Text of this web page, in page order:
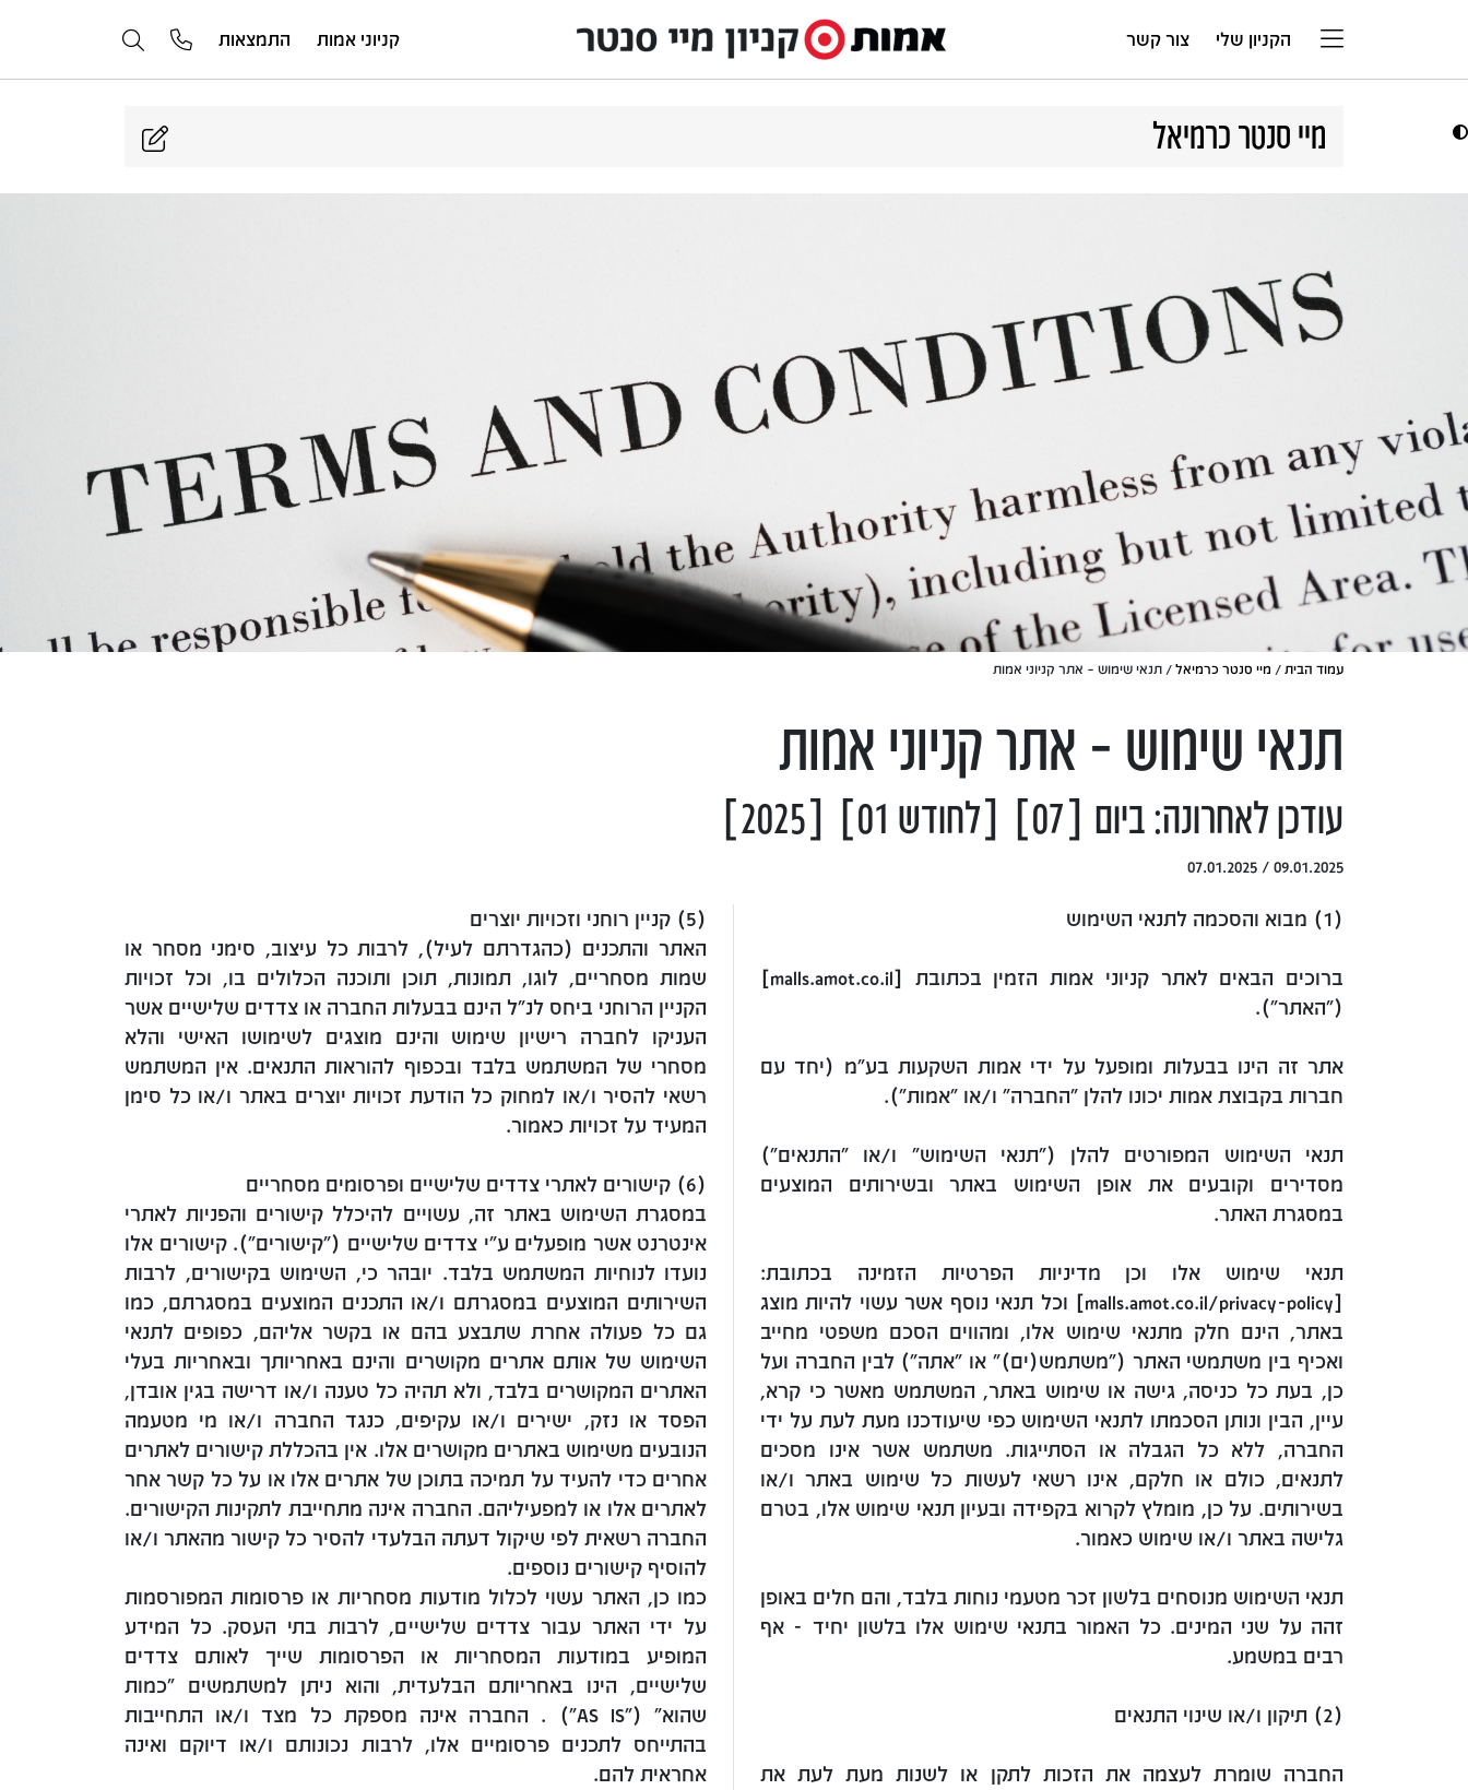
הקניון שלי צור קשר קניוני אמות התמצאות
מיי סנטר כרמיאל
עמוד הבית / מיי סנטר כרמיאל / תנאי שימוש – אתר קניוני אמות
תנאי שימוש – אתר קניוני אמות
עודכן לאחרונה: ביום [07] [לחודש 01] [2025]
09.01.2025 / 07.01.2025
(1) מבוא והסכמה לתנאי השימוש
ברוכים הבאים לאתר קניוני אמות הזמין בכתובת [malls.amot.co.il]
("האתר").
אתר זה הינו בבעלות ומופעל על ידי אמות השקעות בע"מ (יחד עם
חברות בקבוצת אמות יכונו להלן "החברה" ו/או "אמות").
תנאי השימוש המפורטים להלן ("תנאי השימוש" ו/או "התנאים")
מסדירים וקובעים את אופן השימוש באתר ובשירותים המוצעים
במסגרת האתר.
תנאי שימוש אלו וכן מדיניות הפרטיות הזמינה בכתובת:
[malls.amot.co.il/privacy-policy] וכל תנאי נוסף אשר עשוי להיות מוצג
באתר, הינם חלק מתנאי שימוש אלו, ומהווים הסכם משפטי מחייב
ואכיף בין משתמשי האתר ("משתמש(ים)" או "אתה") לבין החברה ועל
כן, בעת כל כניסה, גישה או שימוש באתר, המשתמש מאשר כי קרא,
עיין, הבין ונותן הסכמתו לתנאי השימוש כפי שיעודכנו מעת לעת על ידי
החברה, ללא כל הגבלה או הסתייגות. משתמש אשר אינו מסכים
לתנאים, כולם או חלקם, אינו רשאי לעשות כל שימוש באתר ו/או
בשירותים. על כן, מומלץ לקרוא בקפידה ובעיון תנאי שימוש אלו, בטרם
גלישה באתר ו/או שימוש כאמור.
תנאי השימוש מנוסחים בלשון זכר מטעמי נוחות בלבד, והם חלים באופן
זהה על שני המינים. כל האמור בתנאי שימוש אלו בלשון יחיד - אף
רבים במשמע.
(2) תיקון ו/או שינוי התנאים
החברה שומרת לעצמה את הזכות לתקן או לשנות מעת לעת את
(5) קניין רוחני וזכויות יוצרים
האתר והתכנים (כהגדרתם לעיל), לרבות כל עיצוב, סימני מסחר או
שמות מסחריים, לוגו, תמונות, תוכן ותוכנה הכלולים בו, וכל זכויות
הקניין הרוחני ביחס לנ"ל הינם בבעלות החברה או צדדים שלישיים אשר
העניקו לחברה רישיון שימוש והינם מוצגים לשימושו האישי והלא
מסחרי של המשתמש בלבד ובכפוף להוראות התנאים. אין המשתמש
רשאי להסיר ו/או למחוק כל הודעת זכויות יוצרים באתר ו/או כל סימן
המעיד על זכויות כאמור.
(6) קישורים לאתרי צדדים שלישיים ופרסומים מסחריים
במסגרת השימוש באתר זה, עשויים להיכלל קישורים והפניות לאתרי
אינטרנט אשר מופעלים ע"י צדדים שלישיים ("קישורים"). קישורים אלו
נועדו לנוחיות המשתמש בלבד. יובהר כי, השימוש בקישורים, לרבות
השירותים המוצעים במסגרתם ו/או התכנים המוצעים במסגרתם, כמו
גם כל פעולה אחרת שתבצע בהם או בקשר אליהם, כפופים לתנאי
השימוש של אותם אתרים מקושרים והינם באחריותך ובאחריות בעלי
האתרים המקושרים בלבד, ולא תהיה כל טענה ו/או דרישה בגין אובדן,
הפסד או נזק, ישירים ו/או עקיפים, כנגד החברה ו/או מי מטעמה
הנובעים משימוש באתרים מקושרים אלו. אין בהכללת קישורים לאתרים
אחרים כדי להעיד על תמיכה בתוכן של אתרים אלו או על כל קשר אחר
לאתרים אלו או למפעיליהם. החברה אינה מתחייבת לתקינות הקישורים.
החברה רשאית לפי שיקול דעתה הבלעדי להסיר כל קישור מהאתר ו/או
להוסיף קישורים נוספים.
כמו כן, האתר עשוי לכלול מודעות מסחריות או פרסומות המפורסמות
על ידי האתר עבור צדדים שלישיים, לרבות בתי העסק. כל המידע
המופיע במודעות המסחריות או הפרסומות שייך לאותם צדדים
שלישיים, הינו באחריותם הבלעדית, והוא ניתן למשתמשים "כמות
שהוא" ("AS IS") . החברה אינה מספקת כל מצד ו/או התחייבות
בהתייחס לתכנים פרסומיים אלו, לרבות נכונותם ו/או דיוקם ואינה
אחראית להם.